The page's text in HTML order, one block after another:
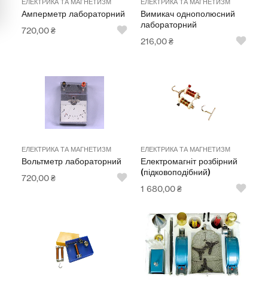
Мультимедійне обладнання
Телерадіо обладнання
Захист України
Всі товари
Підкатегорії відсутні.
Амперметр лабораторний
720,00₴
Вимикач однополюсний
лабораторний
216,00₴
ЕЛЕКТРИКА ТА МАГНЕТИЗМ
Вольтметр лабораторний
720,00₴
ЕЛЕКТРИКА ТА МАГНЕТИЗМ
Електромагніт розбірний
(підковоподібний)
1 680,00₴